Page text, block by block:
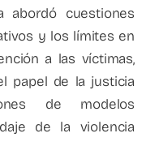
abordó cuestiones
y los límites en
a las víctimas,
papel de la justicia
de modelos
de la violencia